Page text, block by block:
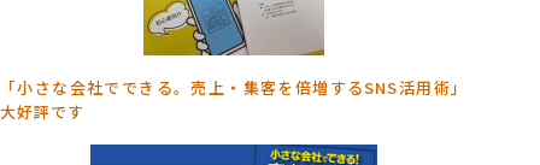
「小さな会社でできる。売上・集客を倍増するSNS活用術」
大好評です